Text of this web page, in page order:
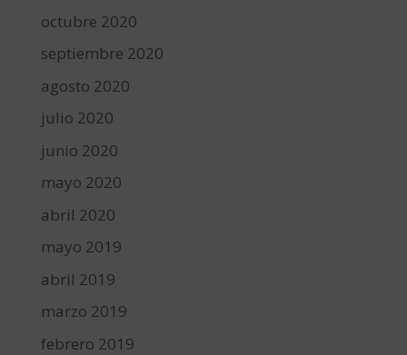
octubre 2020
septiembre 2020
agosto 2020
julio 2020
junio 2020
mayo 2020
abril 2020
mayo 2019
abril 2019
marzo 2019
febrero 2019